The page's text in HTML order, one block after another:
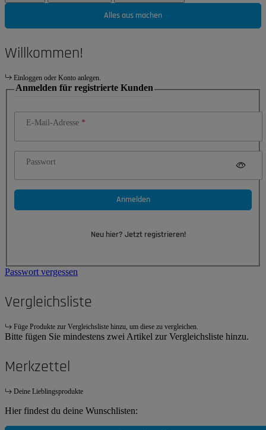
Alles aus machen
Willkommen!
Einloggen oder Konto anlegen.
Anmelden für registrierte Kunden
E-Mail-Adresse
Passwort
Anmelden
Neu hier? Jetzt registrieren!
Passwort vergessen
Vergleichsliste
Füge Produkte zur Vergleichsliste hinzu, um diese zu vergleichen.
Bitte fügen Sie mindestens zwei Artikel zur Vergleichsliste hinzu.
Merkzettel
Deine Lieblingsprodukte
Hier findest du deine Wunschlisten: